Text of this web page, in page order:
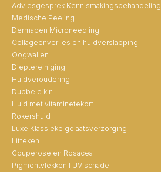
Adviesgesprek Kennismakingsbehandeling
Medische Peeling
Dermapen Microneedling
Collageenverlies en huidverslapping
Oogwallen
Dieptereiniging
Huidveroudering
Dubbele kin
Huid met vitaminetekort
Rokershuid
Luxe Klassieke gelaatsverzorging
Litteken
Couperose en Rosacea
Pigmentvlekken I UV schade